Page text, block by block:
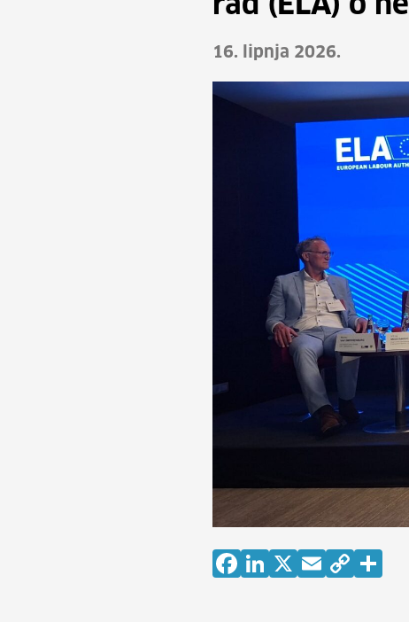
rad (ELA) o
16. lipnja 2026.